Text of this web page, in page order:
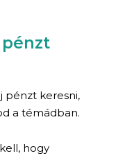
pénzt keresni,
a témádban.
hogy